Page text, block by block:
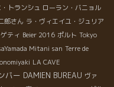
トランシュ ローラン・バニョル
さん ラ・ヴィエイユ・ジュリア
ティ Beier 2016 ポルト Tokyo
Mitani san Terre de
LA CAVE
バー DAMIEN BUREAU ヴァ